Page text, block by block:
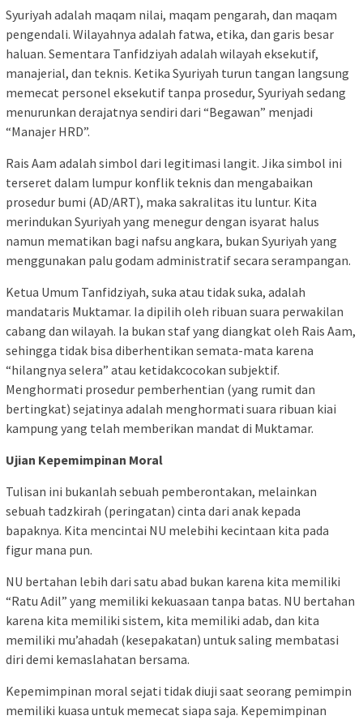
Syuriyah adalah maqam nilai, maqam pengarah, dan maqam
pengendali. Wilayahnya adalah fatwa, etika, dan garis besar
haluan. Sementara Tanfidziyah adalah wilayah eksekutif,
manajerial, dan teknis. Ketika Syuriyah turun tangan langsung
memecat personel eksekutif tanpa prosedur, Syuriyah sedang
menurunkan derajatnya sendiri dari “Begawan” menjadi
“Manajer HRD”.
Rais Aam adalah simbol dari legitimasi langit. Jika simbol ini
terseret dalam lumpur konflik teknis dan mengabaikan
prosedur bumi (AD/ART), maka sakralitas itu luntur. Kita
merindukan Syuriyah yang menegur dengan isyarat halus
namun mematikan bagi nafsu angkara, bukan Syuriyah yang
menggunakan palu godam administratif secara serampangan.
Ketua Umum Tanfidziyah, suka atau tidak suka, adalah
mandataris Muktamar. Ia dipilih oleh ribuan suara perwakilan
cabang dan wilayah. Ia bukan staf yang diangkat oleh Rais Aam,
sehingga tidak bisa diberhentikan semata-mata karena
“hilangnya selera” atau ketidakcocokan subjektif.
Menghormati prosedur pemberhentian (yang rumit dan
bertingkat) sejatinya adalah menghormati suara ribuan kiai
kampung yang telah memberikan mandat di Muktamar.
Ujian Kepemimpinan Moral
Tulisan ini bukanlah sebuah pemberontakan, melainkan
sebuah tadzkirah (peringatan) cinta dari anak kepada
bapaknya. Kita mencintai NU melebihi kecintaan kita pada
figur mana pun.
NU bertahan lebih dari satu abad bukan karena kita memiliki
“Ratu Adil” yang memiliki kekuasaan tanpa batas. NU bertahan
karena kita memiliki sistem, kita memiliki adab, dan kita
memiliki mu’ahadah (kesepakatan) untuk saling membatasi
diri demi kemaslahatan bersama.
Kepemimpinan moral sejati tidak diuji saat seorang pemimpin
memiliki kuasa untuk memecat siapa saja. Kepemimpinan